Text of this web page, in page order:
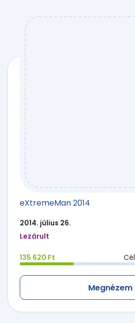
eXtremeMan 2014
2014. július 26.
Lezárult
135 620 Ft Cél
Megnézem